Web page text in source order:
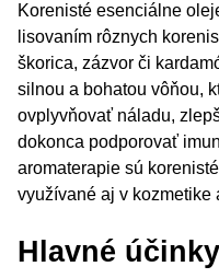
Korenisté esenciálne
lisovaním rôznych
škorica, zázvor či
silnou a bohatou vôňou,
ovplyvňovať náladu,
dokonca podporovať
aromaterapie sú
využívané aj v kozmetike
Hlavné